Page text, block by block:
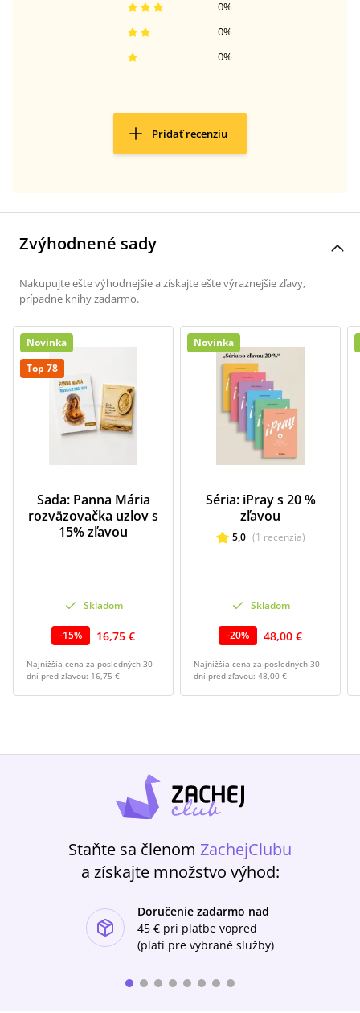
0%
0%
0%
Pridať recenziu
Zvýhodnené sady
Nakupujte ešte výhodnejšie a získajte ešte výraznejšie zľavy,
prípadne knihy zadarmo.
Novinka
Top 78
Sada: Panna Mária
rozväzovačka uzlov s
15% zľavou
Skladom
-15% 16,75 €
Najnižšia cena za posledných 30
dní pred zľavou: 16,75 €
Novinka
Séria: iPray s 20 %
zľavou
5,0 (1 recenzia)
Skladom
-20% 48,00 €
Najnižšia cena za posledných 30
dní pred zľavou: 48,00 €
Staňte sa členom ZachejClubu
a získajte množstvo výhod:
Doručenie zadarmo nad
45 € pri platbe vopred
(platí pre vybrané služby)